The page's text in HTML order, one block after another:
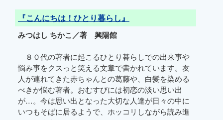
『こんにちは！ひとり暮らし』
みつはし ちかこ／著 興陽館
８０代の著者に起こるひとり暮らしでの出来事や
悩み事をクスっと笑える文章で書かれています。友
人が連れてきた赤ちゃんとの葛藤や、白髪を染める
べきか悩む著者。おむすびには初恋の淡い思い出
が…。今は思い出となった大切な人達が日々の中に
いつもそばに居るようで、ホッコリしながら読み進